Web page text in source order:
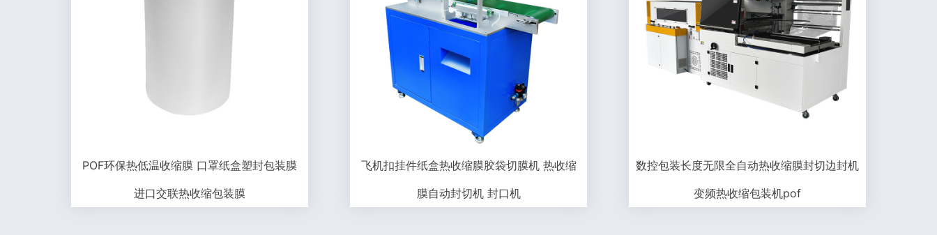
POF环保热低温收缩膜 口罩纸盒塑封包装膜
进口交联热收缩包装膜
飞机扣挂件纸盒热收缩膜胶袋切膜机 热收缩
膜自动封切机 封口机
数控包装长度无限全自动热收缩膜封切边封机
变频热收缩包装机pof